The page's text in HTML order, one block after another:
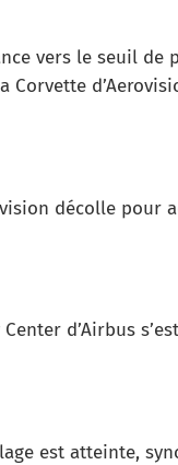
vers le seuil
Corvette
décolle pour
d’Airbus
est atteinte,